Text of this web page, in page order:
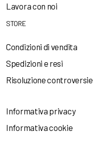
Lavora con noi
STORE
Condizioni di vendita
Spedizioni e resi
Risoluzione controversie
Informativa privacy
Informativa cookie